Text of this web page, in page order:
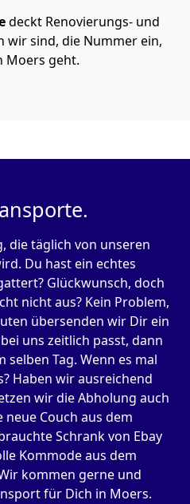
deckt Renovierungs- und
wir sind, die Nummer ein,
Moers geht.
die täglich von unseren
Du hast ein echtes
Glückwunsch, doch
nicht aus? Kein Problem,
übersenden wir Dir ein
uns zeitlich passt, dann
selben Tag. Wenn es mal
Haben wir ausreichend
wir die Abholung auch
Couch aus dem
Schrank von Ebay
Kommode aus dem
kommen gerne und
für Dich in Moers.